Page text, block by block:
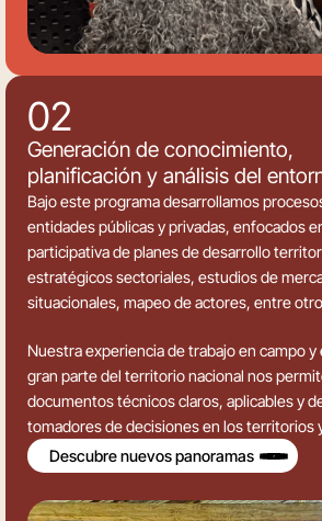
02
Generación de conocimiento,
planificación y análisis del
Bajo este programa desarrollamos
entidades públicas y privadas, enfocados
participativa de planes de desarrollo
estratégicos sectoriales, estudios de
situacionales, mapeo de actores, entre
Nuestra experiencia de trabajo en campo
gran parte del territorio nacional nos
documentos técnicos claros, aplicables y
tomadores de decisiones en los territorios
Descubre nuevos panoramas